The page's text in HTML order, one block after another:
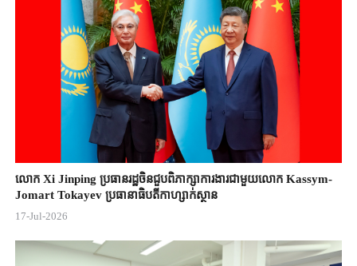
លោក Xi Jinping ប្រធានរដ្ឋចិន​ជួបពិភាក្សា​ការងារជាមួយ​លោក Kassym-
Jomart ​Tokayev ​ប្រធានាធិបតី​កាហ្សាក់ស្ថាន​
17-Jul-2026